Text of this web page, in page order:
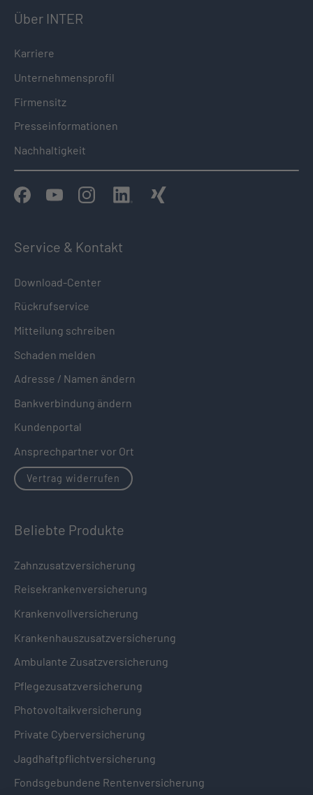
Über INTER
Karriere
Unternehmensprofil
Firmensitz
Presseinformationen
Nachhaltigkeit
Service & Kontakt
Download-Center
Rückrufservice
Mitteilung schreiben
Schaden melden
Adresse / Namen ändern
Bankverbindung ändern
Kundenportal
Ansprechpartner vor Ort
Vertrag widerrufen
Beliebte Produkte
Zahnzusatzversicherung
Reisekrankenversicherung
Krankenvollversicherung
Krankenhauszusatzversicherung
Ambulante Zusatzversicherung
Pflegezusatzversicherung
Photovoltaikversicherung
Private Cyberversicherung
Jagdhaftpflichtversicherung
Fondsgebundene Rentenversicherung